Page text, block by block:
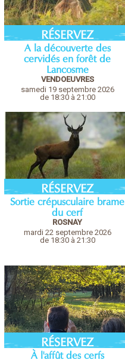
RÉSERVEZ
A la découverte des
cervidés en forêt de
Lancosme
VENDOEUVRES
samedi 19 septembre 2026
de 18:30 à 21:00
RÉSERVEZ
Sortie crépusculaire brame
du cerf
ROSNAY
mardi 22 septembre 2026
de 18:30 à 21:30
RÉSERVEZ
À l'affût des cerfs